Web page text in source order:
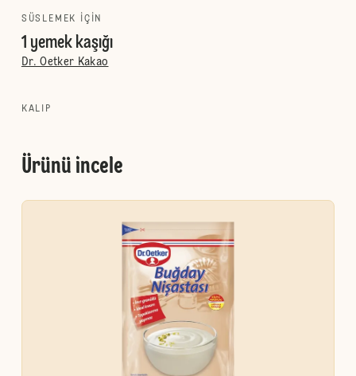
SÜSLEMEK IÇIN
1 yemek kaşığı
Dr. Oetker Kakao
KALIP
Ürünü incele